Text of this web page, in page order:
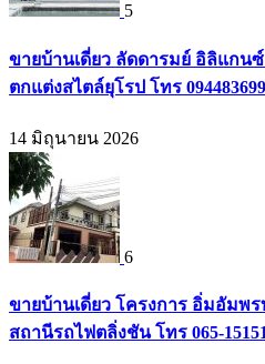
5
ขายบ้านเดี่ยว ลัดดารมย์ อิลิแกน
ตกแต่งสไตล์ยุโรป โทร
14 มิถุนายน 2026
6
ขายบ้านเดี่ยว โครงการ อิ่มอัมพ
สถานีรถไฟตลิ่งชัน โทร 065-